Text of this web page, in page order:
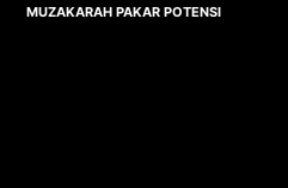
MUZAKARAH PAKAR POTENSI